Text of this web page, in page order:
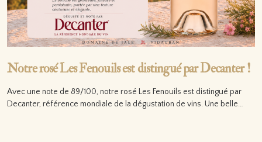
Notre rosé Les Fenouils est distingué par Decanter !
Avec une note de 89/100, notre rosé Les Fenouils est distingué par
Decanter, référence mondiale de la dégustation de vins. Une belle…